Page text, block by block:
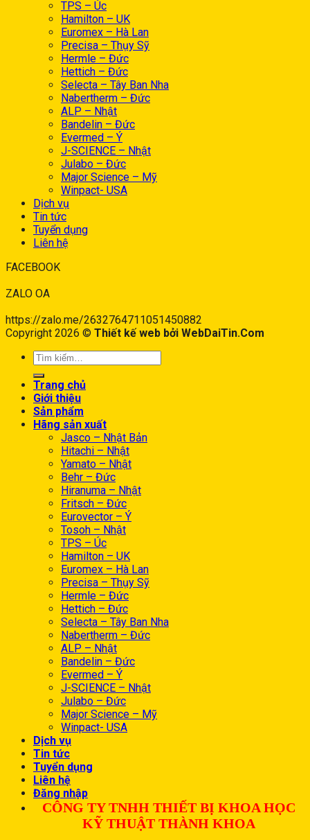
TPS – Úc
Hamilton – UK
Euromex – Hà Lan
Precisa – Thụy Sỹ
Hermle – Đức
Hettich – Đức
Selecta – Tây Ban Nha
Nabertherm – Đức
ALP – Nhật
Bandelin – Đức
Evermed – Ý
J-SCIENCE – Nhật
Julabo – Đức
Major Science – Mỹ
Winpact- USA
Dịch vụ
Tin tức
Tuyển dụng
Liên hệ
FACEBOOK
ZALO OA
https://zalo.me/2632764711051450882
Copyright 2026 © Thiết kế web bởi WebDaiTin.Com
Trang chủ
Giới thiệu
Sản phẩm
Hãng sản xuất
Jasco – Nhật Bản
Hitachi – Nhật
Yamato – Nhật
Behr – Đức
Hiranuma – Nhật
Fritsch – Đức
Eurovector – Ý
Tosoh – Nhật
TPS – Úc
Hamilton – UK
Euromex – Hà Lan
Precisa – Thụy Sỹ
Hermle – Đức
Hettich – Đức
Selecta – Tây Ban Nha
Nabertherm – Đức
ALP – Nhật
Bandelin – Đức
Evermed – Ý
J-SCIENCE – Nhật
Julabo – Đức
Major Science – Mỹ
Winpact- USA
Dịch vụ
Tin tức
Tuyển dụng
Liên hệ
Đăng nhập
CÔNG TY TNHH THIẾT BỊ KHOA HỌC
KỸ THUẬT THÀNH KHOA